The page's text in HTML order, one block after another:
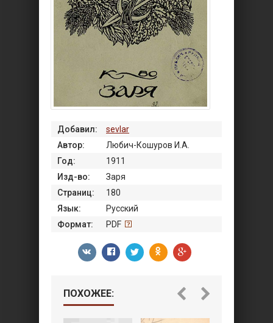
Добавил:
sevlar
Автор:
Любич-Кошуров И.А.
Год:
1911
Изд-во:
Заря
Страниц:
180
Язык:
Русский
Формат:
PDF
ПОХОЖЕЕ: